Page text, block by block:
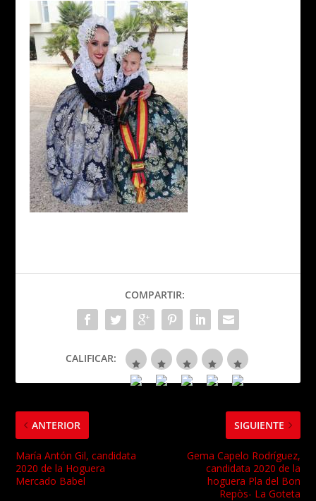
COMPARTIR:
CALIFICAR:
ANTERIOR
María Antón Gil, candidata
2020 de la Hoguera
Mercado Babel
SIGUIENTE
Gema Capelo Rodríguez,
candidata 2020 de la
hoguera Pla del Bon
Repòs- La Goteta